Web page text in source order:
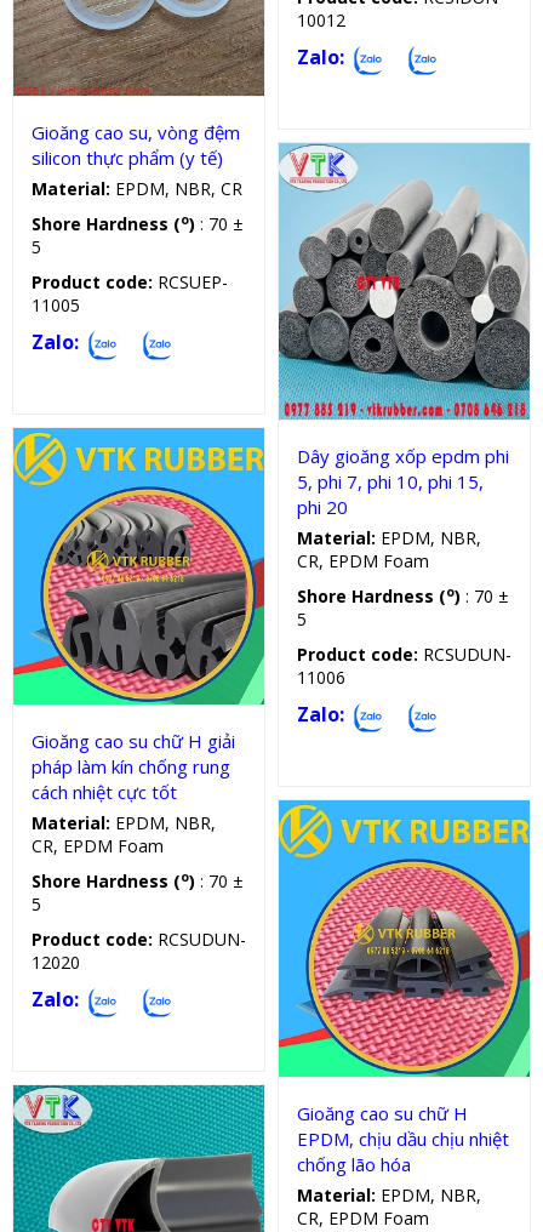
10012
Zalo:
Gioăng silicon
Gioăng cao su, vòng đệm
silicon thực phẩm (y tế)
Material: EPDM, NBR, CR
Shore Hardness (o) : 70 ±
5
Product code: RCSUEP-
11005
Zalo: Dây cao su tròn
Dây gioăng xốp epdm phi
5, phi 7, phi 10, phi 15,
phi 20
Material: EPDM, NBR,
CR, EPDM Foam
Shore Hardness (o) : 70 ±
5
Product code: RCSUDUN-
11006
Zalo:
Gioăng silicon, cao su chữ H
Gioăng cao su chữ H giải
pháp làm kín chống rung
cách nhiệt cực tốt
Material: EPDM, NBR,
CR, EPDM Foam
Shore Hardness (o) : 70 ±
5
Product code: RCSUDUN-
12020
Zalo: Gioăng silicon, cao su chữ H
Gioăng cao su chữ H
EPDM, chịu dầu chịu nhiệt
chống lão hóa
Material: EPDM, NBR,
CR, EPDM Foam